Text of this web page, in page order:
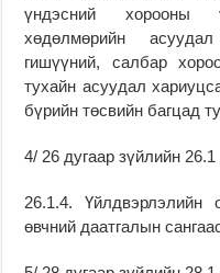
үндэсний хорооны
хөдөлмөрийн
гишүүний, салбар
тухайн асуудал
бүрийн төсвийн багцад
4/ 26 дугаар зүйлийн 26.1
26.1.4. Үйлдвэрлэлийн
өвчний даатгалын